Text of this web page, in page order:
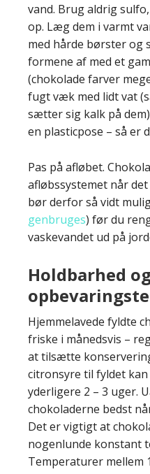
vand. Brug aldrig
op. Læg dem i varmt
med hårde børster og
formene af med et
(chokolade farver
fugt væk med lidt vat
sætter sig kalk på
en plasticpose – så er
Pas på afløbet.
afløbssystemet når
bør derfor så vidt
genbruges) før du
vaskevandet ud på
Holdbarhed
Hjemmelavede fyldte
friske i månedsvis –
at tilsætte
citronsyre til fyldet
yderligere 2 – 3 uger.
chokoladerne bedst
Det er vigtigt at
nogenlunde konstant
Temperaturer mellem